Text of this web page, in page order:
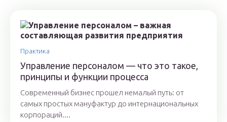
Практика
Управление персоналом — что это такое,
принципы и функции процесса
Современный бизнес прошел немалый путь: от
самых простых мануфактур до интернациональных
корпораций....